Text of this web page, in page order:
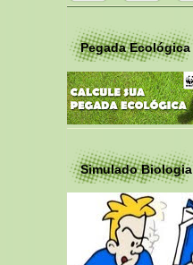
Pegada Ecológica
Simulado Biologia